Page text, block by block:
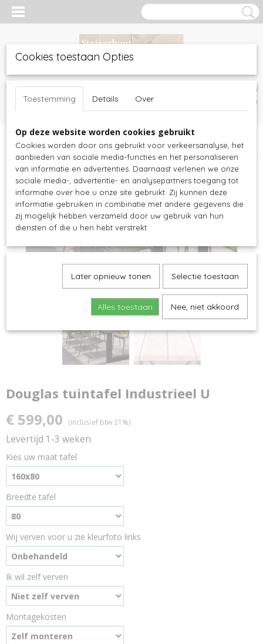
Inloggen Registreren
UW WINKELWAGEN
(0)
Home >Tuinmeubelen>Douglashout tuinmeubels
tafels>Douglas tuintafel Industrieel U
Douglas tuintafel Industrieel U
€ 599,00 (inclusief btw 21%)
Levertijd 1-3 weken
Kies uw maat tafel
Breedte tafel
Wij verven voor u zie kleurfoto links
Ik wil zelf verven
Montagekosten
Cookies toestaan Opties
Toestemming Details Over
Op deze website worden cookies gebruikt
Cookies worden door ons gebruikt voor verkeersanalyse, het
aanbieden van sociale media-functies en het personaliseren
van informatie en advertenties. Daarnaast verlenen we onze
sociale media-, advertentie- en analysepartners toegang tot
informatie over hoe u onze site gebruikt. Zij kunnen deze
informatie gebruiken in combinatie met andere gegevens die
zij mogelijk hebben verzameld door uw gebruik van hun
diensten of die u hen hebt verstrekt.
Later opnieuw tonen Selectie toestaan
Alles toestaan Nee, niet akkoord